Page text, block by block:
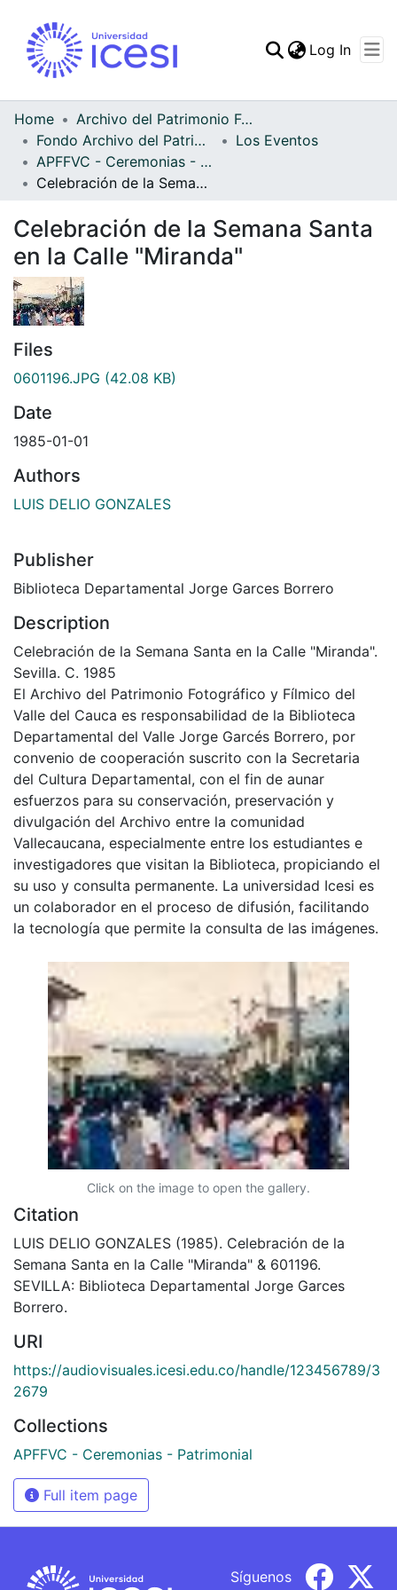
Statistics
Log In
Home
Archivo del Patrimonio Fotográfico y Fílmico del Valle del Cauca
Fondo Archivo del Patrimonio Fotográfico y Fílmico del Valle del Cauca
Los Eventos
APFFVC - Ceremonias - Patrimonial
Celebración de la Semana Santa en la Calle "Miranda"
Celebración de la Semana Santa
en la Calle "Miranda"
Files
0601196.JPG (42.08 KB)
Date
1985-01-01
Authors
LUIS DELIO GONZALES
Publisher
Biblioteca Departamental Jorge Garces Borrero
Description
Celebración de la Semana Santa en la Calle "Miranda".
Sevilla. C. 1985
El Archivo del Patrimonio Fotográfico y Fílmico del
Valle del Cauca es responsabilidad de la Biblioteca
Departamental del Valle Jorge Garcés Borrero, por
convenio de cooperación suscrito con la Secretaria
del Cultura Departamental, con el fin de aunar
esfuerzos para su conservación, preservación y
divulgación del Archivo entre la comunidad
Vallecaucana, especialmente entre los estudiantes e
investigadores que visitan la Biblioteca, propiciando el
su uso y consulta permanente. La universidad Icesi es
un colaborador en el proceso de difusión, facilitando
la tecnología que permite la consulta de las imágenes.
Click on the image to open the gallery.
Citation
LUIS DELIO GONZALES (1985). Celebración de la
Semana Santa en la Calle "Miranda" & 601196.
SEVILLA: Biblioteca Departamental Jorge Garces
Borrero.
URI
https://audiovisuales.icesi.edu.co/handle/123456789/3
2679
Collections
APFFVC - Ceremonias - Patrimonial
Full item page
Síguenos